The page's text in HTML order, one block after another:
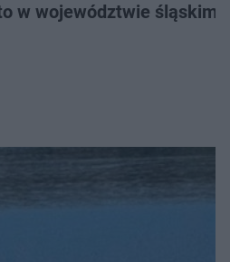
w województwie